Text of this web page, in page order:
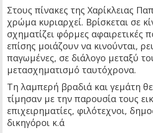
Στους πίνακες της Χαρίκλειας
χρώμα κυριαρχεί. Βρίσκεται σε
σχηματίζει φόρμες αφαιρετικές
επίσης μοιάζουν να κινούνται,
παγωμένες, σε διάλογο μεταξύ
μετασχηματισμό ταυτόχρονα.
Τη λαμπερή βραδιά και γεμάτη
τίμησαν με την παρουσία τους
επιχειρηματίες, φιλότεχνοι,
δικηγόροι κ.ά